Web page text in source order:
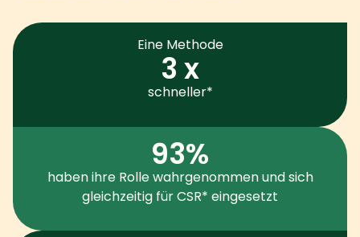
Eine Methode
3 x
schneller*
93%
haben ihre Rolle wahrgenommen und sich
gleichzeitig für CSR* eingesetzt